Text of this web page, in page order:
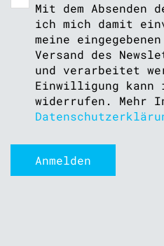
Mit dem Absenden
ich mich damit
meine
Versand des
und verarbeitet
Einwilligung
widerrufen. Mehr